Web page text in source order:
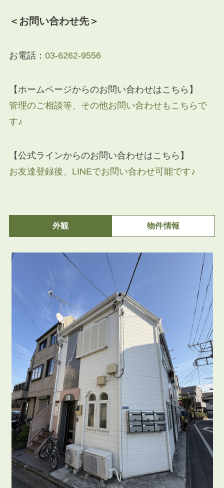
＜お問い合わせ先＞
お電話： 03-6262-9556
【ホームページからのお問い合わせはこちら】
管理のご相談等、その他お問い合わせもこちらで
す♪
【公式ラインからのお問い合わせはこちら】
お友達登録後、LINEでお問い合わせ可能です♪
外観 物件情報